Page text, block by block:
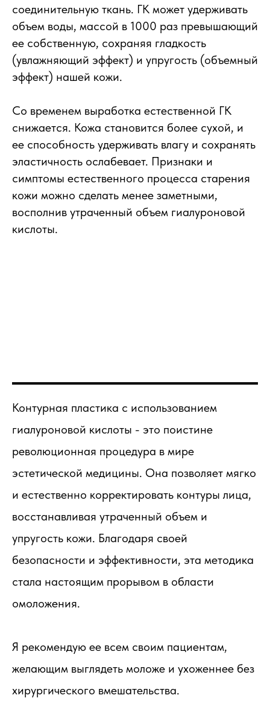
соединительную ткань. ГК может удерживать
объем воды, массой в 1000 раз превышающий
ее собственную, сохраняя гладкость
(увлажняющий эффект) и упругость (объемный
эффект) нашей кожи.
Со временем выработка естественной ГК
снижается. Кожа становится более сухой, и
ее способность удерживать влагу и сохранять
эластичность ослабевает. Признаки и
симптомы естественного процесса старения
кожи можно сделать менее заметными,
восполнив утраченный объем гиалуроновой
кислоты.
Контурная пластика с использованием
гиалуроновой кислоты - это поистине
революционная процедура в мире
эстетической медицины. Она позволяет мягко
и естественно корректировать контуры лица,
восстанавливая утраченный объем и
упругость кожи. Благодаря своей
безопасности и эффективности, эта методика
стала настоящим прорывом в области
омоложения.
Я рекомендую ее всем своим пациентам,
желающим выглядеть моложе и ухоженнее без
хирургического вмешательства.